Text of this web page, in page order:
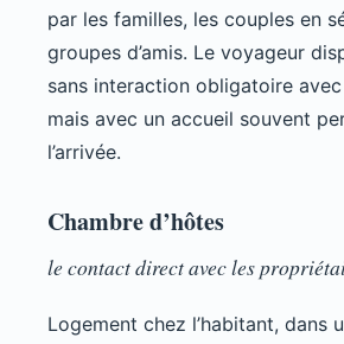
par les familles, les couples en
groupes d’amis. Le voyageur
sans interaction obligatoire
mais avec un accueil souvent
l’arrivée.
Chambre d’hôtes
le contact direct avec les
Logement chez l’habitant, dans